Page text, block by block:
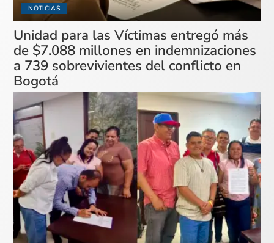
NOTICIAS
Unidad para las Víctimas entregó más
de $7.088 millones en indemnizaciones
a 739 sobrevivientes del conflicto en
Bogotá